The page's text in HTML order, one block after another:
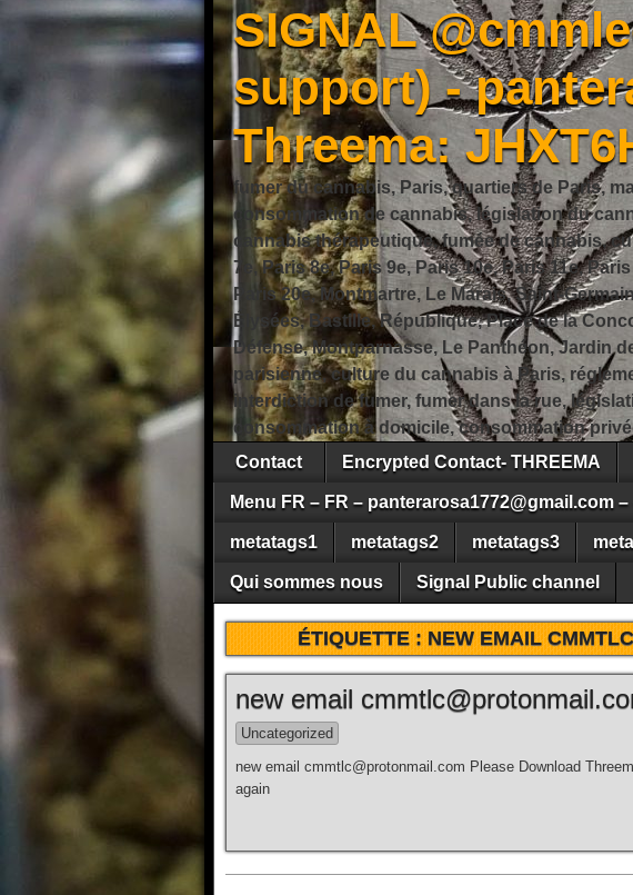
SIGNAL
support) -
Threema:
fumer du cannabis, Paris, quartiers de Paris,
consommation de cannabis, législation du
cannabis thérapeutique, fumée de cannabis,
7e, Paris 8e, Paris 9e, Paris 10e, Paris 11e,
Paris 20e, Montmartre, Le Marais, Saint-
Élysées, Bastille, République, Place de la
Défense, Montparnasse, Le Panthéon, Jardin
parisienne, culture du cannabis à Paris,
interdiction de fumer, fumer dans la rue,
consommation à domicile, consommation
Contact
Encrypted Contact- THREEMA
Menu FR – FR – panterarosa1772@gmail.com
metatags1 metatags2 metatags3
Qui sommes nous Signal Public channel
ÉTIQUETTE :NEW EMAIL
new email
Uncategorized
new email cmmtlc@protonmail.com Please Download
again